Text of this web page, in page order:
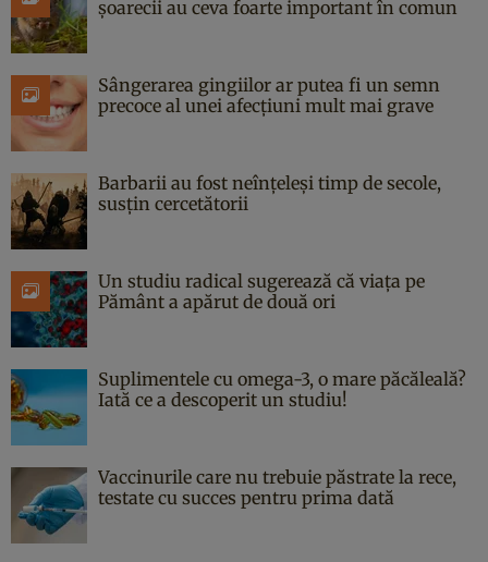
șoarecii au ceva foarte important în comun
Sângerarea gingiilor ar putea fi un semn
precoce al unei afecțiuni mult mai grave
Barbarii au fost neînțeleși timp de secole,
susțin cercetătorii
Un studiu radical sugerează că viața pe
Pământ a apărut de două ori
Suplimentele cu omega-3, o mare păcăleală?
Iată ce a descoperit un studiu!
Vaccinurile care nu trebuie păstrate la rece,
testate cu succes pentru prima dată